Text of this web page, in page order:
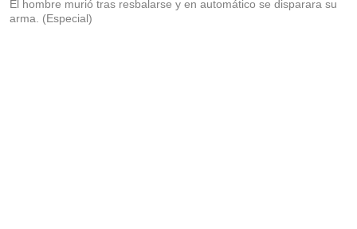
El hombre murió tras resbalarse y en automático se disparara su
arma. (Especial)